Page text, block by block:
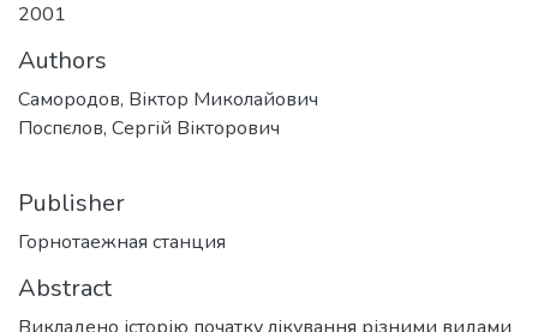
2001
Authors
Самородов, Віктор Миколайович
Поспєлов, Сергій Вікторович
Publisher
Горнотаежная станция
Abstract